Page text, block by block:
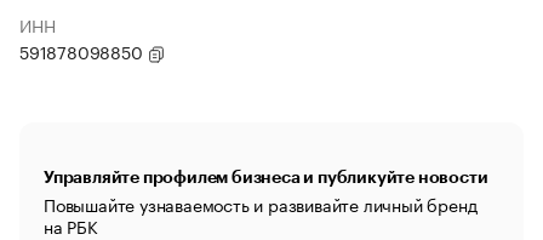
ИНН
591878098850
Управляйте профилем бизнеса и публикуйте новости
Повышайте узнаваемость и развивайте личный бренд
на РБК